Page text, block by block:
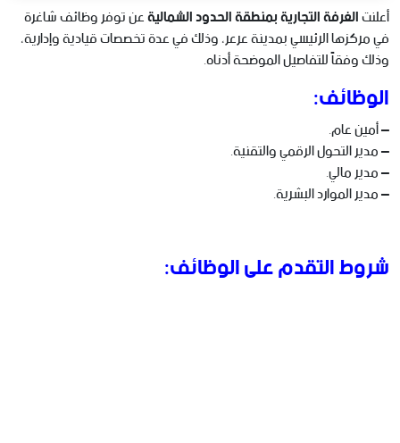
أعلنتالغرفة التجارية بمنطقة الحدود الشماليةعن توفر وظائف شاغرة
في مركزها الرئيسي بمدينة عرعر، وذلك في عدة تخصصات قيادية وإدارية،
وذلك وفقاً للتفاصيل الموضحة أدناه.
الوظائف:
– أمين عام.
– مدير التحول الرقمي والتقنية.
– مدير مالي.
– مدير الموارد البشرية.
شروط التقدم على الوظائف: